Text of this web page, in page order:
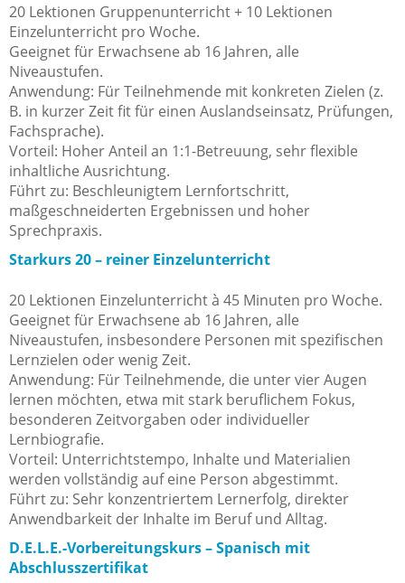
20 Lektionen Gruppenunterricht + 10 Lektionen
Einzelunterricht pro Woche.
Geeignet für Erwachsene ab 16 Jahren, alle
Niveaustufen.
Anwendung: Für Teilnehmende mit konkreten Zielen (z.
B. in kurzer Zeit fit für einen Auslandseinsatz, Prüfungen,
Fachsprache).
Vorteil: Hoher Anteil an 1:1-Betreuung, sehr flexible
inhaltliche Ausrichtung.
Führt zu: Beschleunigtem Lernfortschritt,
maßgeschneiderten Ergebnissen und hoher
Sprechpraxis.
Starkurs 20 – reiner Einzelunterricht
20 Lektionen Einzelunterricht à 45 Minuten pro Woche.
Geeignet für Erwachsene ab 16 Jahren, alle
Niveaustufen, insbesondere Personen mit spezifischen
Lernzielen oder wenig Zeit.
Anwendung: Für Teilnehmende, die unter vier Augen
lernen möchten, etwa mit stark beruflichem Fokus,
besonderen Zeitvorgaben oder individueller
Lernbiografie.
Vorteil: Unterrichtstempo, Inhalte und Materialien
werden vollständig auf eine Person abgestimmt.
Führt zu: Sehr konzentriertem Lernerfolg, direkter
Anwendbarkeit der Inhalte im Beruf und Alltag.
D.E.L.E.-Vorbereitungskurs – Spanisch mit
Abschlusszertifikat